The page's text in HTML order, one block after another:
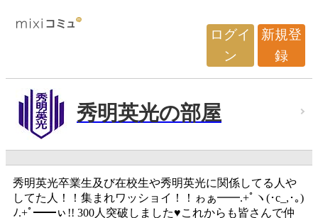
ログイ
ン
新規登
録
秀明英光の部屋
秀明英光卒業生及び在校生や秀明英光に関係してる人や
してた人！！集まれワッショイ！！ゎぁ━━.+ﾟヽ(･c_,･｡)
ﾉ.+ﾟ━━ぃ!! 300人突破しました♥これからも皆さんで仲